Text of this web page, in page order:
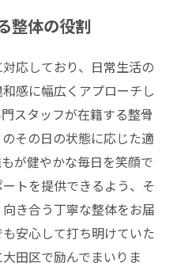
整体の役割
応しており、日常生活の
感に幅広くアプローチし
スタッフが在籍する整骨
その日の状態に応じた適
が健やかな毎日を笑顔で
トを提供できるよう、そ
き合う丁寧な整体をお届
安心して打ち明けていた
田区で励んでまいりま